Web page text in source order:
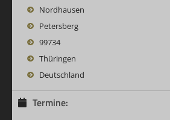
Nordhausen
Petersberg
99734
Thüringen
Deutschland
Termine: